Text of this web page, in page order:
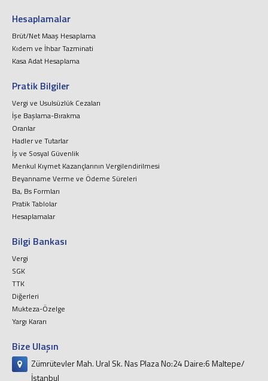
Hesaplamalar
Brüt/Net Maaş Hesaplama
Kıdem ve İhbar Tazminati
Kasa Adat Hesaplama
Pratik Bilgiler
Vergi ve Usulsüzlük Cezaları
İşe Başlama-Bırakma
Oranlar
Hadler ve Tutarlar
İş ve Sosyal Güvenlik
Menkul Kıymet Kazançlarının Vergilendirilmesi
Beyanname Verme ve Ödeme Süreleri
Ba, Bs Formları
Pratik Tablolar
Hesaplamalar
Bilgi Bankası
Vergi
SGK
TTK
Diğerleri
Mukteza-Özelge
Yargı Kararı
Bize Ulaşın
Zümrütevler Mah. Ural Sk. Nas Plaza No:24 Daire:6 Maltepe/
İstanbul